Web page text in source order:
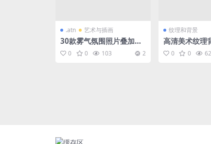
.atn 艺术与插画
30款雾气氛围照片叠加图
片素材
0 0 103 2
纹理和背景
高清美术纹理
0 0 62